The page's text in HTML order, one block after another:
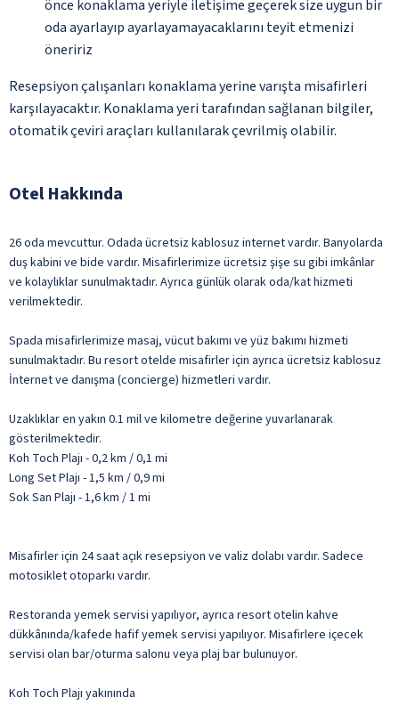
önce konaklama yeriyle iletişime geçerek size uygun bir
oda ayarlayıp ayarlayamayacaklarını teyit etmenizi
öneririz
Resepsiyon çalışanları konaklama yerine varışta misafirleri
karşılayacaktır. Konaklama yeri tarafından sağlanan bilgiler,
otomatik çeviri araçları kullanılarak çevrilmiş olabilir.
Otel Hakkında
26 oda mevcuttur. Odada ücretsiz kablosuz internet vardır. Banyolarda
duş kabini ve bide vardır. Misafirlerimize ücretsiz şişe su gibi imkânlar
ve kolaylıklar sunulmaktadır. Ayrıca günlük olarak oda/kat hizmeti
verilmektedir.
Spada misafirlerimize masaj, vücut bakımı ve yüz bakımı hizmeti
sunulmaktadır. Bu resort otelde misafirler için ayrıca ücretsiz kablosuz
İnternet ve danışma (concierge) hizmetleri vardır.
Uzaklıklar en yakın 0.1 mil ve kilometre değerine yuvarlanarak
gösterilmektedir.
Koh Toch Plajı - 0,2 km / 0,1 mi
Long Set Plajı - 1,5 km / 0,9 mi
Sok San Plajı - 1,6 km / 1 mi
Misafirler için 24 saat açık resepsiyon ve valiz dolabı vardır. Sadece
motosiklet otoparkı vardır.
Restoranda yemek servisi yapılıyor, ayrıca resort otelin kahve
dükkânında/kafede hafif yemek servisi yapılıyor. Misafirlere içecek
servisi olan bar/oturma salonu veya plaj bar bulunuyor.
Koh Toch Plajı yakınında